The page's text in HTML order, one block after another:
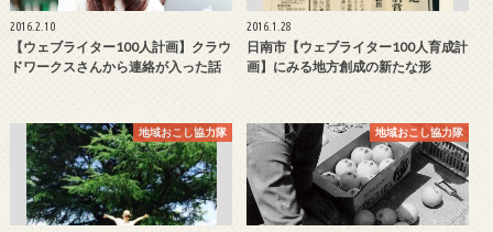
2016.2.10
【ウェブライター100人計画】クラウ
ドワークスさんから連絡が入った話
2016.1.28
日南市【ウェブライター100人育成計
画】にみる地方創成の新たな形
地域おこし協力隊 地域おこし協力隊